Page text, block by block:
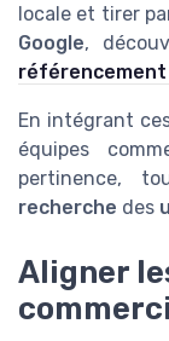
locale et tirer
Google,
référencement
En intégrant
équipes
pertinence,
recherche des
Aligner